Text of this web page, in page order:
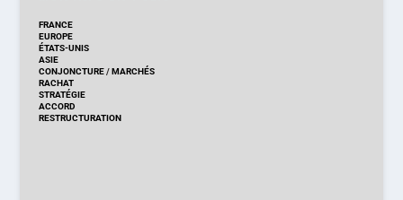
FRANCE
EUROPE
ÉTATS-UNIS
ASIE
CONJONCTURE/MARCHÉS
RACHAT
STRATÉGIE
ACCORD
RESTRUCTURATION